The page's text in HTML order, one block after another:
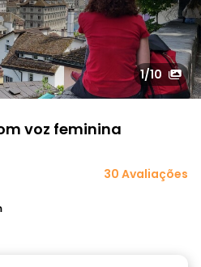
1/10
voz feminina
30 Avaliações